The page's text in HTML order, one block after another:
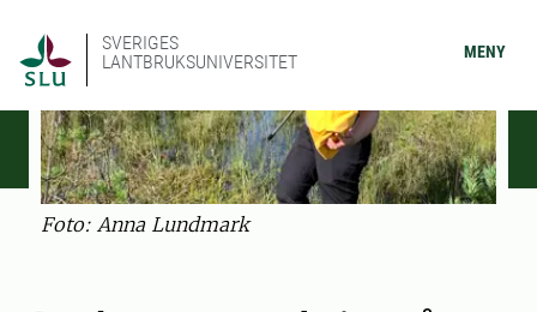
SVERIGES
LANTBRUKSUNIVERSITET
MENY
Foto: Anna Lundmark